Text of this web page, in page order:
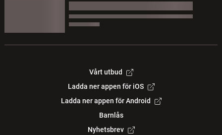
Vårt utbud
Ladda ner appen för iOS
Ladda ner appen för Android
Barnlås
Nyhetsbrev